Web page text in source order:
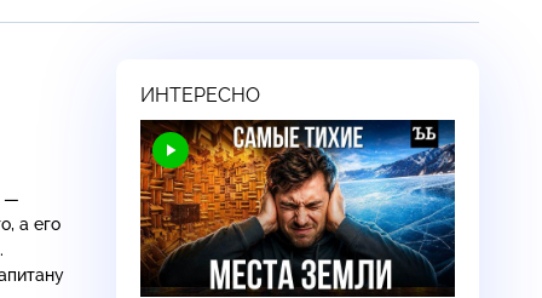
—
а его
ИНТЕРЕСНО